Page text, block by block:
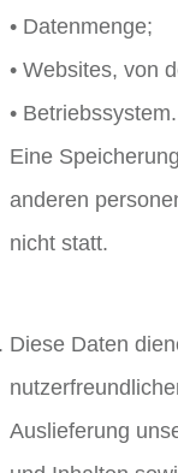
• Datenmenge;
• Websites, von
• Betriebssystem.
Eine
anderen
nicht statt.
Diese Daten
Auslieferung